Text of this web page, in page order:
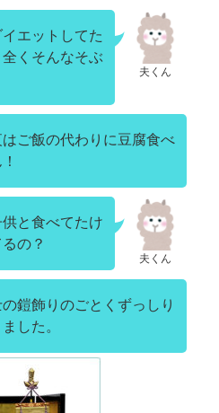
夫くん
エットしてた
くそんなそぶ
はご飯の代わりに豆腐食べ
夫くん
供と食べてたけ
の？
鎧飾りのごとくずっしり
した。